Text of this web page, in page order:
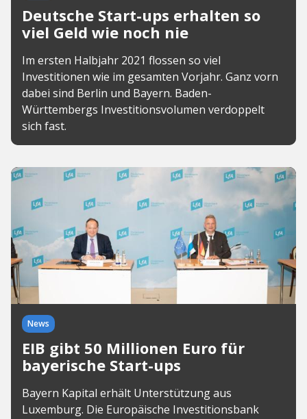
Deutsche Start-ups erhalten so
viel Geld wie noch nie
Im ersten Halbjahr 2021 flossen so viel
Investitionen wie im gesamten Vorjahr. Ganz vorn
dabei sind Berlin und Bayern. Baden-
Württembergs Investitionsvolumen verdoppelt
sich fast.
News
EIB gibt 50 Millionen Euro für
bayerische Start-ups
Bayern Kapital erhält Unterstützung aus
Luxemburg. Die Europäische Investitionsbank